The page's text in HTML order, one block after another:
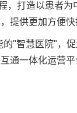
打造以患者
提供更加方便快
"智慧医院"，
通一体化运营